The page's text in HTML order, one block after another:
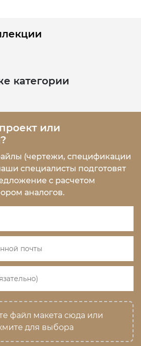
категории
или
(чертежи, спецификации
специалисты подготовят
с расчетом
аналогов.
файл макета сюда или
для выбора